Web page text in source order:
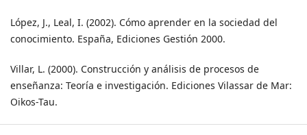
López, J., Leal, I. (2002). Cómo aprender en la sociedad del
conocimiento. España, Ediciones Gestión 2000.
Villar, L. (2000). Construcción y análisis de procesos de
enseñanza: Teoría e investigación. Ediciones Vilassar de Mar:
Oikos-Tau.